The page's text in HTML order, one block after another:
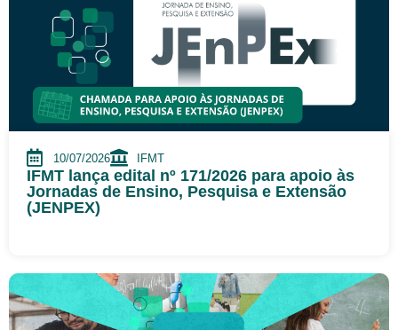
10/07/2026 IFMT
IFMT lança edital nº 171/2026 para apoio às
Jornadas de Ensino, Pesquisa e Extensão
(JENPEX)